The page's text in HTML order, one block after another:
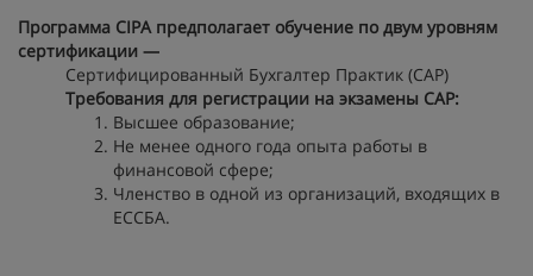
Программа CIPA предполагает обучение по двум уровням
сертификации —
Сертифицированный Бухгалтер Практик (CAP)
Требования для регистрации на экзамены CAP:
Высшее образование;
Не менее одного года опыта работы в
финансовой сфере;
Членство в одной из организаций, входящих в
ЕССБА.